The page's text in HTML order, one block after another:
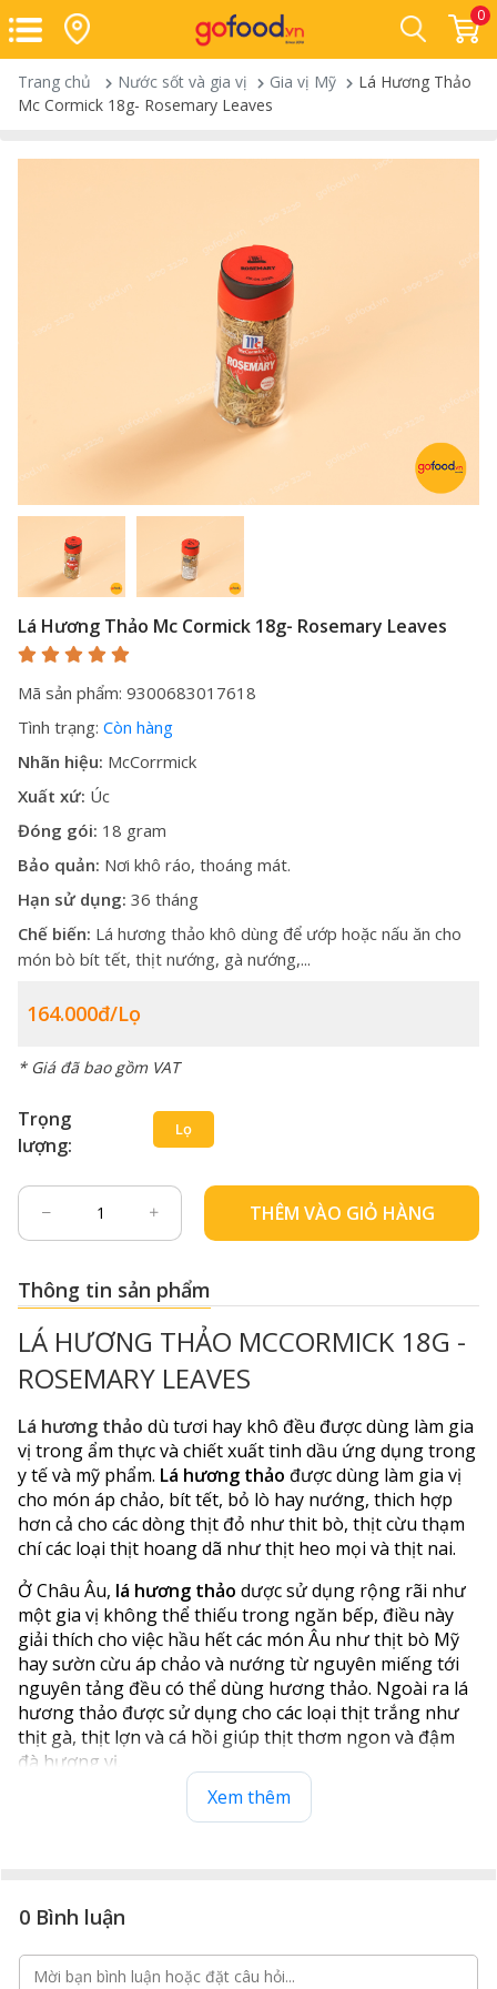
0
Trang chủ Nước sốt và gia vị Gia vị Mỹ
Lá Hương Thảo
Mc Cormick 18g- Rosemary Leaves
Lá Hương Thảo Mc Cormick 18g- Rosemary Leaves
Mã sản phẩm: 9300683017618
Tình trạng: Còn hàng
Nhãn hiệu: McCorrmick
Xuất xứ: Úc
Đóng gói: 18 gram
Bảo quản: Nơi khô ráo, thoáng mát.
Hạn sử dụng: 36 tháng
Chế biến: Lá hương thảo khô dùng để ướp hoặc nấu ăn cho
món bò bít tết, thịt nướng, gà nướng,...
164.000đ/lọ
* Giá đã bao gồm VAT
Trọng
lượng:
Lọ
THÊM VÀO GIỎ HÀNG
Thông tin sản phẩm
LÁ HƯƠNG THẢO MCCORMICK 18G -
ROSEMARY LEAVES
Lá hương thảo dù tươi hay khô đều được dùng làm gia
vị trong ẩm thực và chiết xuất tinh dầu ứng dụng trong
y tế và mỹ phẩm. Lá hương thảo được dùng làm gia vị
cho món áp chảo, bít tết, bỏ lò hay nướng, thich hợp
hơn cả cho các dòng thịt đỏ như thit bò, thịt cừu thạm
chí các loại thịt hoang dã như thịt heo mọi và thịt nai.
Ở Châu Âu, lá hương thảo dược sử dụng rộng rãi như
một gia vị không thể thiếu trong ngăn bếp, điều này
giải thích cho việc hầu hết các món Âu như thịt bò Mỹ
hay sườn cừu áp chảo và nướng từ nguyên miếng tới
nguyên tảng đều có thể dùng hương thảo. Ngoài ra lá
hương thảo được sử dụng cho các loại thịt trắng như
thịt gà, thịt lợn và cá hồi giúp thịt thơm ngon và đậm
đà hương vị.
Xem thêm
0 Bình luận